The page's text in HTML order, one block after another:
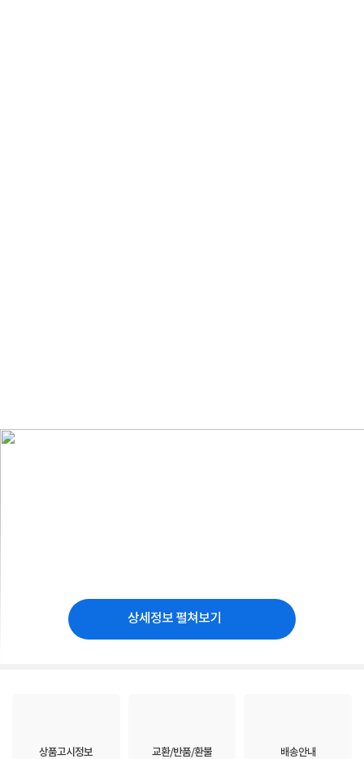
상세정보 펼쳐보기
상품고시정보 교환/반품/환불 배송안내